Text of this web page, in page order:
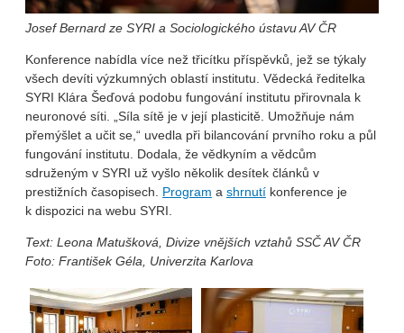
Josef Bernard ze SYRI a Sociologického ústavu AV ČR
Konference nabídla více než třicítku příspěvků, jež se týkaly
všech devíti výzkumných oblastí institutu. Vědecká ředitelka
SYRI Klára Šeďová podobu fungování institutu přirovnala k
neuronové síti. „Síla sítě je v její plasticitě. Umožňuje nám
přemýšlet a učit se,“ uvedla při bilancování prvního roku a půl
fungování institutu. Dodala, že vědkyním a vědcům
sdruženým v SYRI už vyšlo několik desítek článků v
prestižních časopisech. Program a shrnutí konference je
k dispozici na webu SYRI.
Text: Leona Matušková, Divize vnějších vztahů SSČ AV ČR
Foto: František Géla, Univerzita Karlova